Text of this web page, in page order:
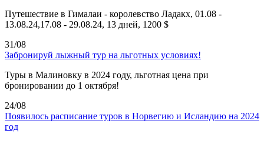
Путешествие в Гималаи - королевство Ладакх, 01.08 -
13.08.24,17.08 - 29.08.24, 13 дней, 1200 $
31/08
Забронируй лыжный тур на льготных условиях!
Туры в Малиновку в 2024 году, льготная цена при
бронировании до 1 октября!
24/08
Появилось расписание туров в Норвегию и Исландию на 2024
год